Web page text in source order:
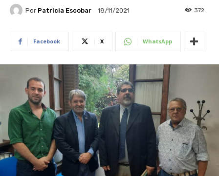
Por Patricia Escobar 18/11/2021 372
Facebook X WhatsApp